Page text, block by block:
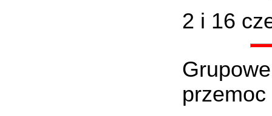
2 i 16
przemoc